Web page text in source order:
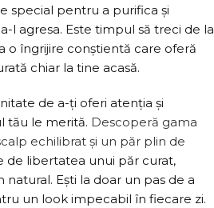
special pentru a purifica și
l agresa. Este timpul să treci de la
o îngrijire conștientă care oferă
chiar la tine acasă.
de a-ți oferi atenția și
tău le merită. Descoperă gama
echilibrat și un păr plin de
de libertatea unui păr curat,
natural. Ești la doar un pas de a
un look impecabil în fiecare zi.